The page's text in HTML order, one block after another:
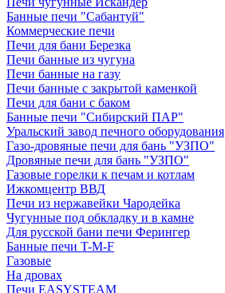
Банные печи "Сабантуй"
Коммерческие печи
Печи для бани Березка
Печи банные из чугуна
Печи банные на газу
Печи банные с закрытой каменкой
Печи для бани с баком
Банные печи "Сибирский ПАР"
Уральский завод печного оборудования
Газо-дровяные печи для бань "УЗПО"
Дровяные печи для бань "УЗПО"
Газовые горелки к печам и котлам
Ижкомцентр ВВД
Печи из нержавейки Чародейка
Чугунные под обкладку и в камне
Для русской бани печи Ферингер
Банные печи T-M-F
Газовые
На дровах
Печи EASYSTEAM